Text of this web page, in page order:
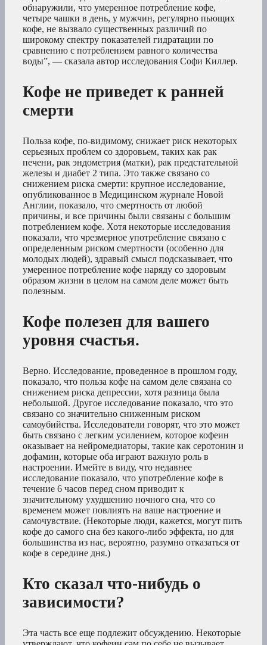
обнаружили, что умеренное потребление кофе,
четыре чашки в день, у мужчин, регулярно пьющих
кофе, не вызвало существенных различий по
широкому спектру показателей гидратации по
сравнению с потреблением равного количества
воды”, — сказала автор исследования Софи Киллер.
Кофе не приведет к ранней
смерти
Польза кофе, по-видимому, снижает риск некоторых
серьезных проблем со здоровьем, таких как рак
печени, рак эндометрия (матки), рак предстательной
железы и диабет 2 типа. Это также связано со
снижением риска смерти: крупное исследование,
опубликованное в Медицинском журнале Новой
Англии, показало, что смертность от любой
причины, и все причины были связаны с большим
потреблением кофе. Хотя некоторые исследования
показали, что чрезмерное употребление связано с
определенным риском смертности (особенно для
молодых людей), здравый смысл подсказывает, что
умеренное потребление кофе наряду со здоровым
образом жизни в целом на самом деле может быть
полезным.
Кофе полезен для вашего
уровня счастья.
Верно. Исследование, проведенное в прошлом году,
показало, что польза кофе на самом деле связана со
снижением риска депрессии, хотя разница была
небольшой. Другое исследование показало, что это
связано со значительно сниженным риском
самоубийства. Исследователи говорят, что это может
быть связано с легким усилением, которое кофеин
оказывает на нейромедиаторы, такие как серотонин и
дофамин, которые оба играют важную роль в
настроении. Имейте в виду, что недавнее
исследование показало, что употребление кофе в
течение 6 часов перед сном приводит к
значительному ухудшению ночного сна, что со
временем может повлиять на ваше настроение и
самочувствие. (Некоторые люди, кажется, могут пить
кофе до самого сна без какого-либо эффекта, но для
большинства из нас, вероятно, разумно отказаться от
кофе в середине дня.)
Кто сказал что-нибудь о
зависимости?
Эта часть все еще подлежит обсуждению. Некоторые